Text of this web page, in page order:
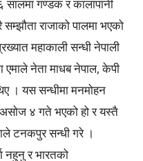
गण्डक र कालापानी
राजाको पालमा भएको
महाकाली सन्धी नेपाली
एमाले नेता माधब नेपाल, केपी
। यस सन्धीमा मनमोहन
४ गते भएको हो र यस्तै
टनकपुर सन्धी गरे ।
नहुनु र भारतको